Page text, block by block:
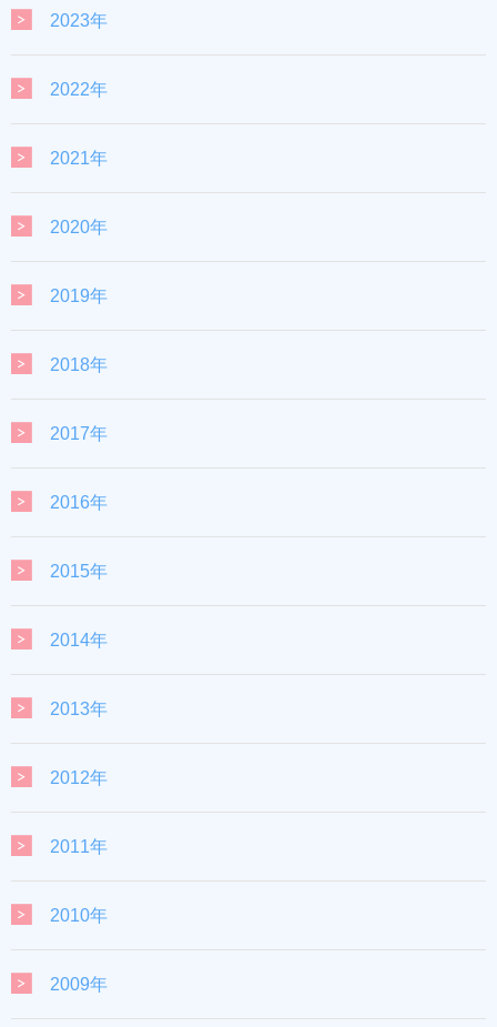
2023年
2022年
2021年
2020年
2019年
2018年
2017年
2016年
2015年
2014年
2013年
2012年
2011年
2010年
2009年